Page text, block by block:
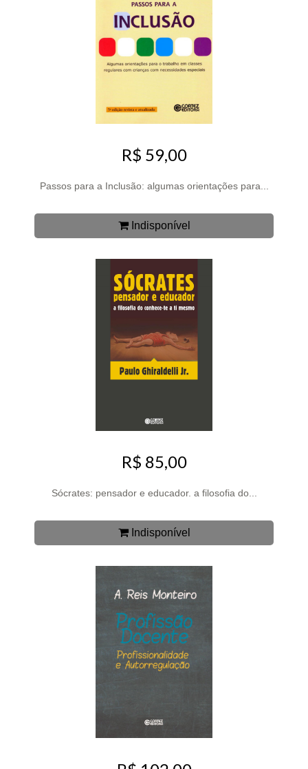
R$ 59,00
Passos para a Inclusão: algumas orientações para...
Indisponível
R$ 85,00
Sócrates: pensador e educador. a filosofia do...
Indisponível